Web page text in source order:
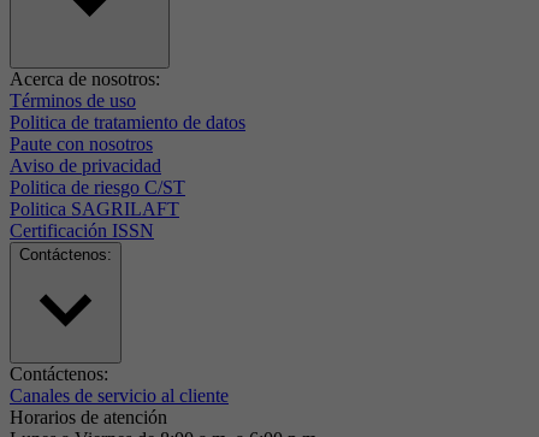
Acerca de nosotros:
Términos de uso
Politica de tratamiento de datos
Paute con nosotros
Aviso de privacidad
Politica de riesgo C/ST
Politica SAGRILAFT
Certificación ISSN
Contáctenos:
Contáctenos:
Canales de servicio al cliente
Horarios de atención